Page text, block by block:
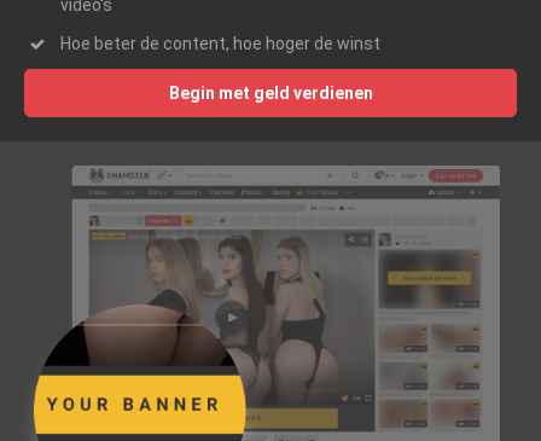
video's
Hoe beter de content, hoe hoger de winst
Begin met geld verdienen